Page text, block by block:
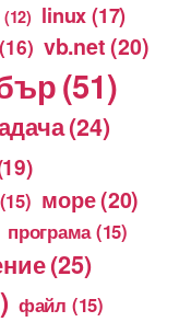
(12) linux(17)
(16) vb.net(20)
(51)
(24)
(15) море(20)
програма (15)
(25)
файл (15)